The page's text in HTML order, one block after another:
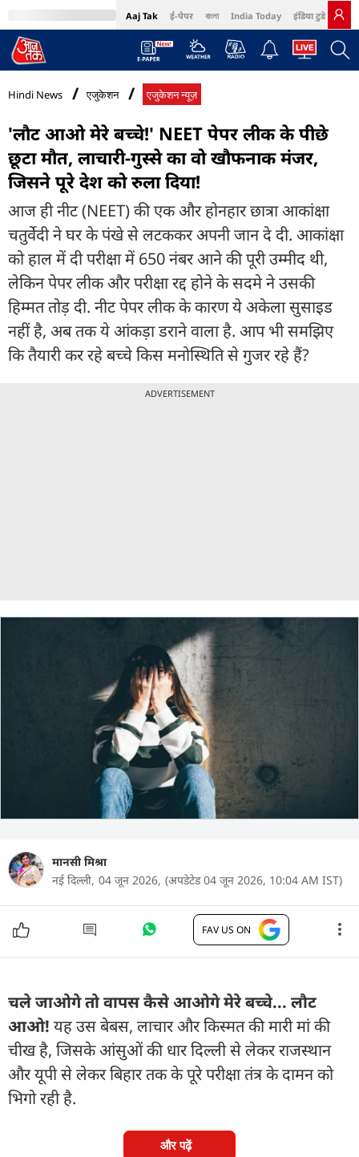
Aaj Tak ई-पेपर বাংলা India Today इंडिया टुडे हिंदी
MumbaiTak Cosmopolitan Harper's Bazaar Northeast
Hindi News एजुकेशन एजुकेशन न्यूज़
'लौट आओ मेरे बच्चे!' NEET पेपर लीक के पीछे
छूटा मौत, लाचारी-गुस्से का वो खौफनाक मंजर,
जिसने पूरे देश को रुला दिया!
आज ही नीट (NEET) की एक और होनहार छात्रा आकांक्षा
चतुर्वेदी ने घर के पंखे से लटककर अपनी जान दे दी. आकांक्षा
को हाल में दी परीक्षा में 650 नंबर आने की पूरी उम्मीद थी,
लेकिन पेपर लीक और परीक्षा रद्द होने के सदमे ने उसकी
हिम्मत तोड़ दी. नीट पेपर लीक के कारण ये अकेला सुसाइड
नहीं है, अब तक ये आंकड़ा डराने वाला है. आप भी समझ‍िए
कि तैयारी कर रहे बच्चे क‍िस मनोस्थ‍िति से गुजर रहे हैं?
ADVERTISEMENT
मानसी मिश्रा
नई दिल्ली, 04 जून 2026, (अपडेटेड 04 जून 2026, 10:04 AM IST)
FAV US ON
चले जाओगे तो वापस कैसे आओगे मेरे बच्चे... लौट
आओ! यह उस बेबस, लाचार और किस्मत की मारी मां की
चीख है, जिसके आंसुओं की धार दिल्ली से लेकर राजस्थान
और यूपी से लेकर बिहार तक के पूरे परीक्षा तंत्र के दामन को
भिगो रही है.
और पढ़ें